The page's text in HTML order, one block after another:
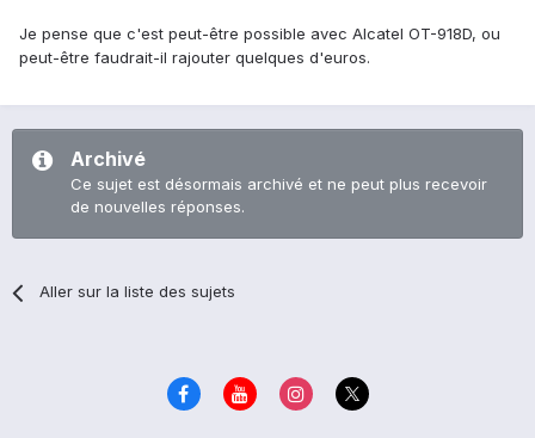
Je pense que c'est peut-être possible avec Alcatel OT-918D, ou
peut-être faudrait-il rajouter quelques d'euros.
Archivé
Ce sujet est désormais archivé et ne peut plus recevoir
de nouvelles réponses.
Aller sur la liste des sujets